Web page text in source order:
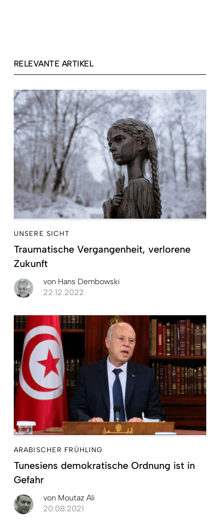
RELEVANTE ARTIKEL
UNSERE SICHT
Traumatische Vergangenheit, verlorene
Zukunft
von Hans Dembowski
22.12.2022
ARABISCHER FRÜHLING
Tunesiens demokratische Ordnung ist in
Gefahr
von Moutaz Ali
20.08.2021